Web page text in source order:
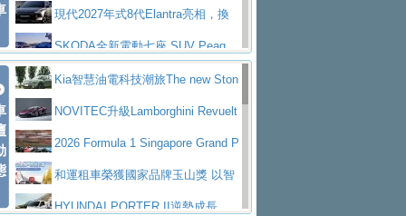
道投資布局
統 最長續航逾 640 公里、支援雙向供電
BMW M2 首度導入 xDrive 四驅，
美國與瑞士需求成關鍵推手
The all-new T-Roc 魅力 自成焦點
Maserati GT2 Stradale「Tribute to
MC12」全球首度亮相
迎接 RANGE ROVER 品牌家族第
五位成員 全新 RANGE ROVER GT 預告登
場
造型華麗時尚、科技座艙再進化，P
eugeot 208小改款發表上市94.8萬起
布12Cilidri Manaule手排超跑產品細節
現代2027年式8代Elantra亮相，換
裝更銳利的造型、更先進的資訊娛樂系統及
更高效的動力
SKODA全新電動七座 SUV Peaq
問世，擁有品牌史上最寬敞且豪華的座艙
AUDI推出首款高性能油電超跑Nuvo
lari，0到100公里加速2.6秒、極速350公里
／小時
百年三叉戟傳奇再啟程 Maserati 重
返 1000 Miglia 傳承競速榮耀
法拉利首款純電跑車Luce亮相，最
大馬力超過1000匹並具備530公里最大續航
里程
小車大空間、座艙科技更先進，SK
ODA發表全新純電跨界休旅Eipq祭平民化車
賓士AMG.EA專屬平台首作，Merc
Kia智慧油電科技潮旅The new Ston
ic 1-7月累計銷量創歷史新高
NOVITEC升級Lamborghini Revuelt
o 綜效輸出增至1,048匹
2026 Formula 1 Singapore Grand P
rix 新加坡大獎賽 Audi 極速之旅開放報名
和運租車榮獲國家品牌玉山獎 以智
慧移動與綠能創新
HYUNDAI PORTER II逆勢成長，